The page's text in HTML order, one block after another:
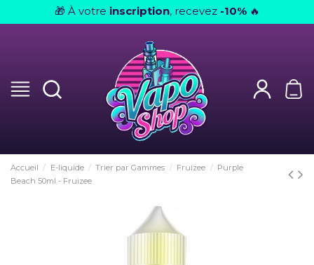
🎁 À votre inscription, recevez -10% 🔥
Accueil E-liquide Trier par Gammes Fruizee
Purple
Beach 50ml - Fruizee